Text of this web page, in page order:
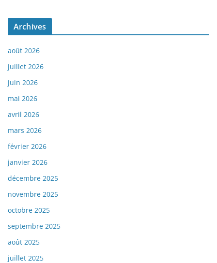
Archives
août 2026
juillet 2026
juin 2026
mai 2026
avril 2026
mars 2026
février 2026
janvier 2026
décembre 2025
novembre 2025
octobre 2025
septembre 2025
août 2025
juillet 2025